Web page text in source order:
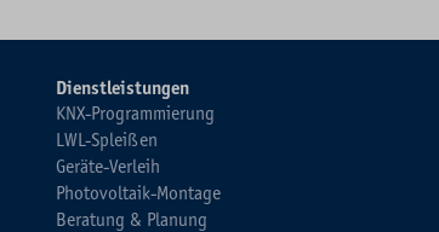
Dienstleistungen
KNX-Programmierung
LWL-Spleißen
Geräte-Verleih
Photovoltaik-Montage
Beratung & Planung